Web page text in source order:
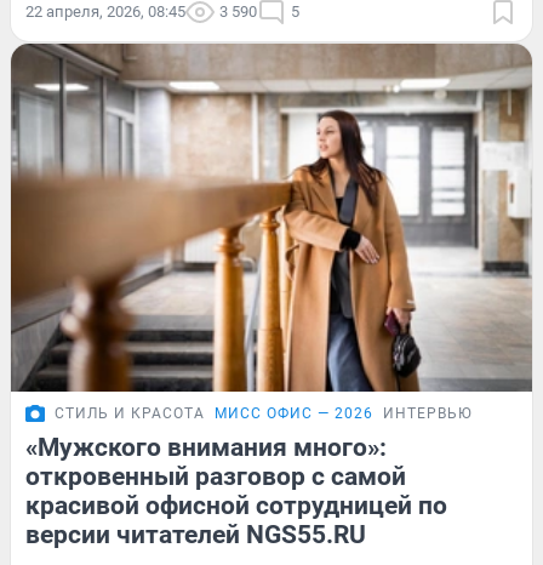
22 апреля, 2026, 08:45 3 590 5
СТИЛЬ И КРАСОТА МИСС ОФИС — 2026 ИНТЕРВЬЮ
«Мужского внимания много»:
откровенный разговор с самой
красивой офисной сотрудницей по
версии читателей NGS55.RU